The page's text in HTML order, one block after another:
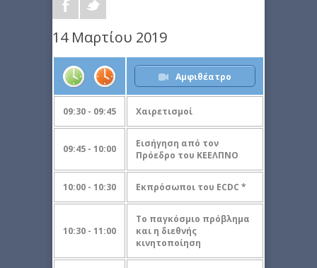
14 Μαρτίου 2019
Αμφιθέατρο
09:30 - 09:45 Χαιρετισμοί
09:45 - 10:00
Εισήγηση από τον
Πρόεδρο του ΚΕΕΛΠΝΟ
10:00 - 10:30 Εκπρόσωποι του ECDC *
10:30 - 11:00
Το παγκόσμιο πρόβλημα
και η διεθνής
κινητοποίηση